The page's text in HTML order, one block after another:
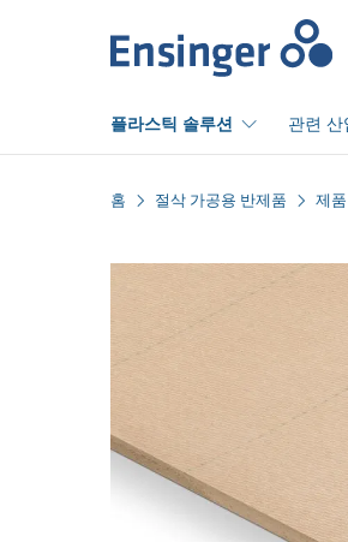
플라스틱 솔루션 관련 산
홈 절삭 가공용 반제품 제품